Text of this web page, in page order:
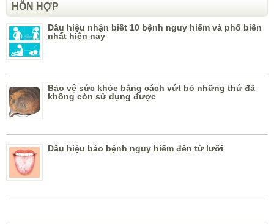
HỖN HỢP
Dấu hiệu nhận biết 10 bệnh nguy hiểm và phổ biến
nhất hiện nay
Bảo vệ sức khỏe bằng cách vứt bỏ những thứ đã
không còn sử dụng được
Dấu hiệu báo bệnh nguy hiểm đến từ lưỡi